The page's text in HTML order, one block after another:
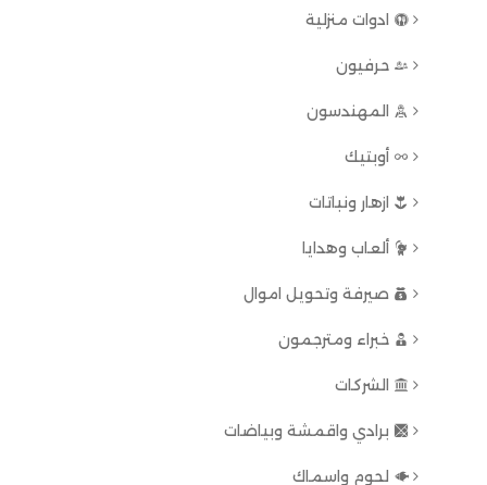
ادوات منزلية
حرفيون
المهندسون
أوبتيك
ازهار ونباتات
ألعاب وهدايا
صيرفة وتحويل اموال
خبراء ومترجمون
الشركات
برادي واقمشة وبياضات
لحوم واسماك